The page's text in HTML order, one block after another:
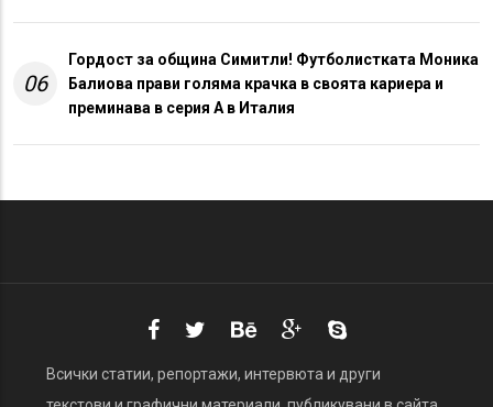
06
Гордост за община Симитли! Футболистката Моника
Балиова прави голяма крачка в своята кариера и
преминава в серия А в Италия
Всички статии, репортажи, интервюта и други